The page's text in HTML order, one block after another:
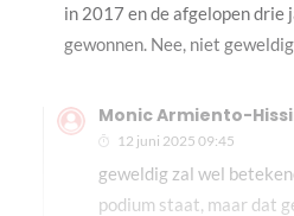
in 2017 en de afgelopen drie
gewonnen. Nee, niet
Monic Armiento-
12 juni 2025 09:45
geweldig zal wel
podium staat, maar dat